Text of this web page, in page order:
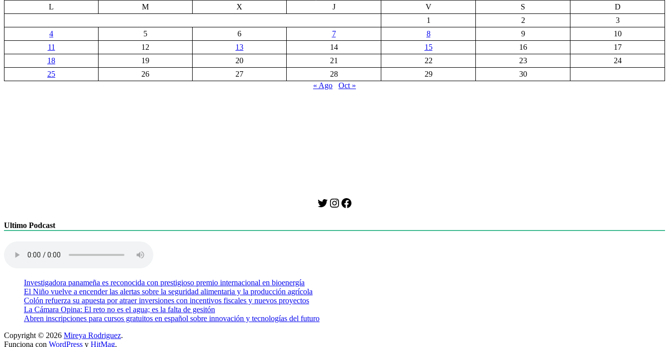
L
M X J V S
D
1
2
3
4
5 6 7 8 9
10
11
12 13 14 15 16
17
18
19 20 21 22 23
24
25
26 27 28 29
30
« Ago
Oct »
Twitter
Instagram
Facebook
Ultimo Podcast
Investigadora panameña es reconocida con prestigioso premio internacional en bioenergía
El Niño vuelve a encender las alertas sobre la seguridad alimentaria y la producción agrícola
Colón refuerza su apuesta por atraer inversiones con incentivos fiscales y nuevos proyectos
La Cámara Opina: El reto no es el agua; es la falta de gesitón
Abren inscripciones para cursos gratuitos en español sobre innovación y tecnologías del futuro
Copyright © 2026 Mireya Rodriguez.
Funciona con WordPress y HitMag.